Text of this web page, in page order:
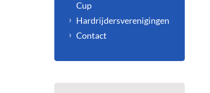
Cup
Hardrijdersverenigingen
Contact